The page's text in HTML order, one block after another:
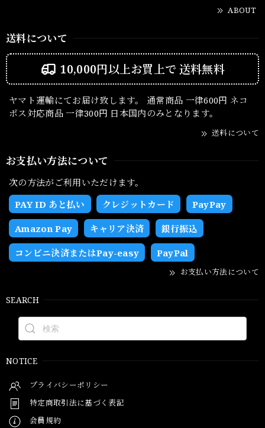
ABOUT
送料について
10,000円以上お買上で送料無料
ヤマト運輸にてお届け致します。 通常商品 一律600円 ネコ
ポス対応商品 一律300円 日本国内のみとなります。
送料について
お支払い方法について
次の方法がご利用いただけます。
PAY ID あと払い
クレジットカード PayPay
Amazon Pay キャリア決済 銀行振込
コンビニ決済またはPay-easy PayPal
お支払い方法について
SEARCH
NOTICE
プライバシーポリシー
特定商取引法に基づく表記
会員規約